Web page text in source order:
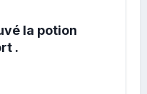
la potion
.